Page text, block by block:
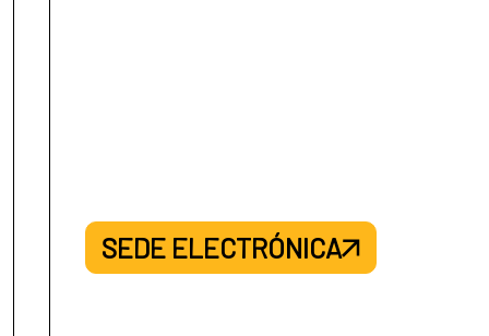
SEDE ELECTRÓNICA